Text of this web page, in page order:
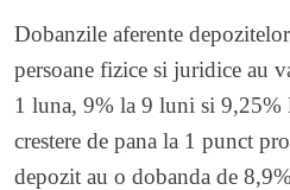
Dobanzile aferente
persoane fizice si juridice au
1 luna, 9% la 9 luni si 9,25%
crestere de pana la 1 punct
depozit au o dobanda de